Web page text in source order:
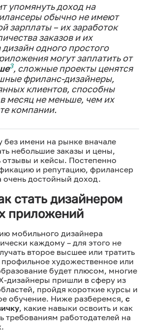
упомянуть доход на
обычно не имеют
зарплаты – их заработок
заказов и их
одного простого
могут заплатить от
3, сложные проекты ценятся
фриланс-дизайнеры,
клиентов, способны
месяц не меньше, чем их
компании.
без имени на рынке вначале
небольшие заказы и цены,
отзывы и кейсы. Постепенно
и репутацию, фрилансер
достойный доход.
стать дизайнером
приложений
мобильного дизайнера
каждому – для этого не
второе высшее или тратить
профильное художественное или
будет плюсом, многие
дизайнеры пришли в сферу из
пройдя короткие курсы и
обучение. Ниже разберемся, с
, какие навыки освоить и как
требованиям работодателей на